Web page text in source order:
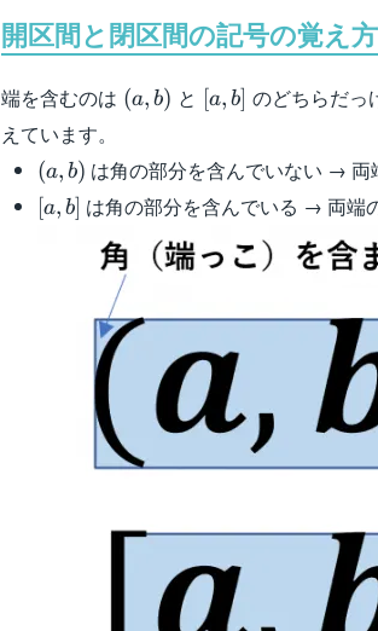
開区間と閉区間の記号の覚え方
端を含むのは (a,b)
(a, b) と [a,b]
[a, b] のどちらだ
えています。
(a,b)
(a, b) は角の部分を含んでいない →
[a,b]
[a, b] は角の部分を含んでいる → 両端